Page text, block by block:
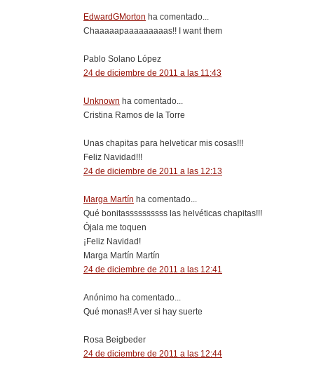
EdwardGMorton ha comentado...
Chaaaaapaaaaaaaaas!! I want them
Pablo Solano López
24 de diciembre de 2011 a las 11:43
Unknown ha comentado...
Cristina Ramos de la Torre
Unas chapitas para helveticar mis cosas!!!
Feliz Navidad!!!
24 de diciembre de 2011 a las 12:13
Marga Martín ha comentado...
Qué bonitassssssssss las helvéticas chapitas!!!
Ójala me toquen
¡Feliz Navidad!
Marga Martín Martín
24 de diciembre de 2011 a las 12:41
Anónimo ha comentado...
Qué monas!! A ver si hay suerte
Rosa Beigbeder
24 de diciembre de 2011 a las 12:44